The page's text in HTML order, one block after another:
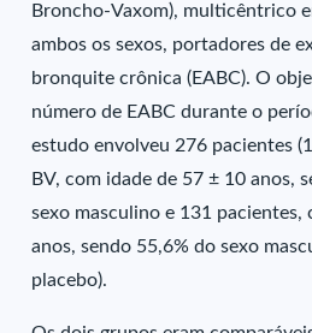
Broncho-Vaxom), multicêntrico
ambos os sexos, portadores de
bronquite crônica (EABC). O
número de EABC durante o
estudo envolveu 276 pacientes
BV, com idade de 57 ± 10 anos,
sexo masculino e 131 pacientes,
anos, sendo 55,6% do sexo
placebo).